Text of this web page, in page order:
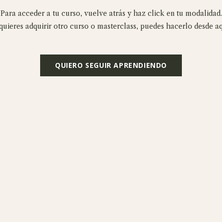
Para acceder a tu curso, vuelve atrás y haz click en tu modalidad.
adquirir otro curso o masterclass, puedes hacerlo desde
QUIERO SEGUIR APRENDIENDO